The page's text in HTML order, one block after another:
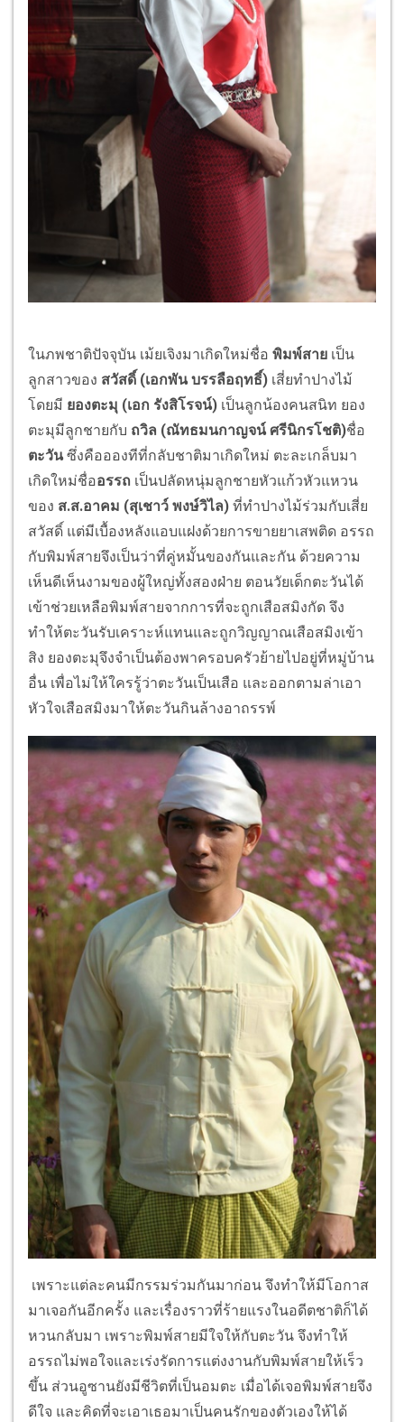
ในภพชาติปัจจุบัน เม้ยเจิงมาเกิดใหม่ชื่อ พิมพ์สาย เป็น
ลูกสาวของ สวัสดิ์ (เอกพัน บรรลือฤทธิ์) เสี่ยทำปางไม้
โดยมี ยองตะมุ (เอก รังสิโรจน์) เป็นลูกน้องคนสนิท ยอง
ตะมุมีลูกชายกับ ถวิล (ณัทธมนกาญจน์ ศรีนิกรโชติ)ชื่อ
ตะวันซึ่งคืออองทีที่กลับชาติมาเกิดใหม่ ตะละเกล็บมา
เกิดใหม่ชื่ออรรถ เป็นปลัดหนุ่มลูกชายหัวแก้วหัวแหวน
ของ ส.ส.อาคม (สุเชาว์ พงษ์วิไล) ที่ทำปางไม้ร่วมกับเสี่ย
สวัสดิ์ แต่มีเบื้องหลังแอบแฝงด้วยการขายยาเสพติด อรรถ
กับพิมพ์สายจึงเป็นว่าที่คู่หมั้นของกันและกัน ด้วยความ
เห็นดีเห็นงามของผู้ใหญ่ทั้งสองฝ่าย ตอนวัยเด็กตะวันได้
เข้าช่วยเหลือพิมพ์สายจากการที่จะถูกเสือสมิงกัด จึง
ทำให้ตะวันรับเคราะห์แทนและถูกวิญญาณเสือสมิงเข้า
สิง ยองตะมุจึงจำเป็นต้องพาครอบครัวย้ายไปอยู่ที่หมู่บ้าน
อื่น เพื่อไม่ให้ใครรู้ว่าตะวันเป็นเสือ และออกตามล่าเอา
หัวใจเสือสมิงมาให้ตะวันกินล้างอาถรรพ์
เพราะแต่ละคนมีกรรมร่วมกันมาก่อน จึงทำให้มีโอกาส
มาเจอกันอีกครั้ง และเรื่องราวที่ร้ายแรงในอดีตชาติก็ได้
หวนกลับมา เพราะพิมพ์สายมีใจให้กับตะวัน จึงทำให้
อรรถไม่พอใจและเร่งรัดการแต่งงานกับพิมพ์สายให้เร็ว
ขึ้น ส่วนอูซานยังมีชีวิตที่เป็นอมตะ เมื่อได้เจอพิมพ์สายจึง
ดีใจ และคิดที่จะเอาเธอมาเป็นคนรักของตัวเองให้ได้